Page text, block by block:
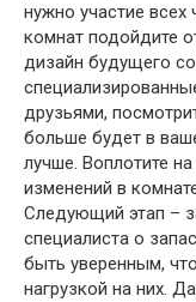
нужно участие всех
комнат подойдите
дизайн будущего
друзьями,
больше будет в
лучше. Воплотите
изменений в
Следующий этап –
специалиста о
быть уверенным,
нагрузкой на них.